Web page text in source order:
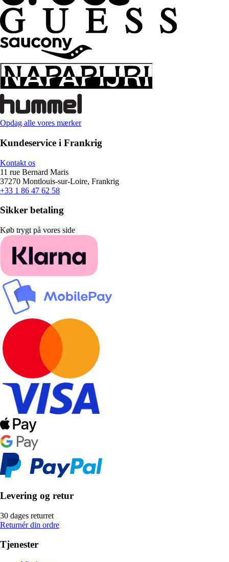
Opdag alle vores mærker
Kundeservice i Frankrig
Kontakt os
11 rue Bernard Maris
37270 Montlouis-sur-Loire, Frankrig
+33 1 86 47 62 58
Sikker betaling
Køb trygt på vores side
Levering og retur
30 dages returret
Returnér din ordre
Tjenester